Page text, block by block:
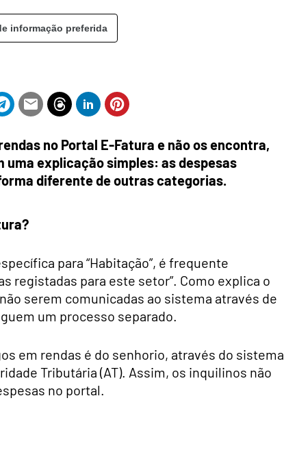
informação preferida
no Portal E-Fatura e não os encontra,
uma explicação simples: as despesas
diferente de outras categorias.
para “Habitação”, é frequente
registadas para este setor”. Como explica o
serem comunicadas ao sistema através de
um processo separado.
em rendas é do senhorio, através do sistema
Tributária (AT). Assim, os inquilinos não
no portal.